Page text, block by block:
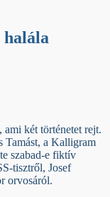
halála
, ami két történetet rejt.
Tamást, a Kalligram
szabad-e fiktív
tisztről, Josef
orvosáról.